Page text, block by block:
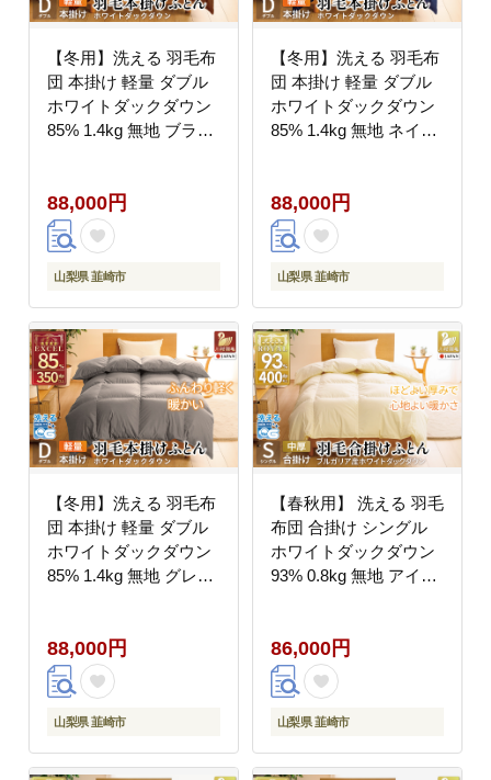
【冬用】洗える 羽毛布
団 本掛け 軽量 ダブル
ホワイトダックダウン
85% 1.4kg 無地 ブラウ
い コインランドリー 掛
け布団 ダウンかけ布団
ふとん 羽毛ふとん 本掛
け布団 4つ星 エクセル
臭 ダニプルーフ
88,000円
山梨県 韮崎市
【冬用】洗える 羽毛布
団 本掛け 軽量 ダブル
ホワイトダックダウン
85% 1.4kg 無地 ネイビ
ンションタイプ 軽い コ
インランドリー 掛け布
団 ダウンかけ布団 ふと
ん 羽毛ふとん 本掛け布
ルドラベル
88,000円
山梨県 韮崎市
【冬用】洗える 羽毛布
団 本掛け 軽量 ダブル
ホワイトダックダウン
85% 1.4kg 無地 グレー
ションタイプ 軽い コイ
ンランドリー 掛け布団
ダウンかけ布団 ふとん
羽毛ふとん 本掛け布団
ドラベル
88,000円
山梨県 韮崎市
【春秋用】 洗える 羽毛
布団 合掛け シングル
ホワイトダックダウン
93% 0.8kg 無地 アイボ
20741733] 合い掛け 布
団 ブルガリア産 コイン
ランドリー 掛け布団 ダ
ウンかけ布団 ふとん 羽
イヤルゴールドラベル
86,000円
山梨県 韮崎市